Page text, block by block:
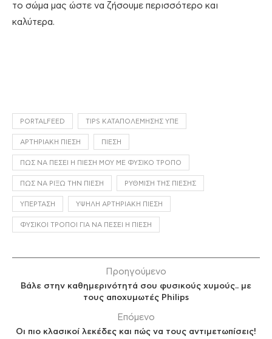
το σώμα μας ώστε να ζήσουμε περισσότερο και
καλύτερα.
PORTALFEED TIPS ΚΑΤΑΠΟΛΈΜΗΣΗΣ ΥΠΈ
ΑΡΤΗΡΙΑΚΉ ΠΊΕΣΗ ΠΊΕΣΗ
ΠΏΣ ΝΑ ΠΈΣΕΙ Η ΠΊΕΣΉ ΜΟΥ ΜΕ ΦΥΣΙΚΌ ΤΡΌΠΟ
ΠΏΣ ΝΑ ΡΊΞΩ ΤΗΝ ΠΊΕΣΗ ΡΎΘΜΙΣΗ ΤΗΣ ΠΊΕΣΗΣ
ΥΠΈΡΤΑΣΗ ΥΨΗΛΉ ΑΡΤΗΡΙΑΚΉ ΠΊΕΣΗ
ΦΥΣΙΚΟΊ ΤΡΌΠΟΙ ΓΙΑ ΝΑ ΠΈΣΕΙ Η ΠΊΕΣΗ
Προηγούμενο
Βάλε στην καθημερινότητά σου φυσικούς χυμούς.. με
τους αποχυμωτές Philips
Επόμενο
Οι πιο κλασικοί λεκέδες και πώς να τους αντιμετωπίσεις!